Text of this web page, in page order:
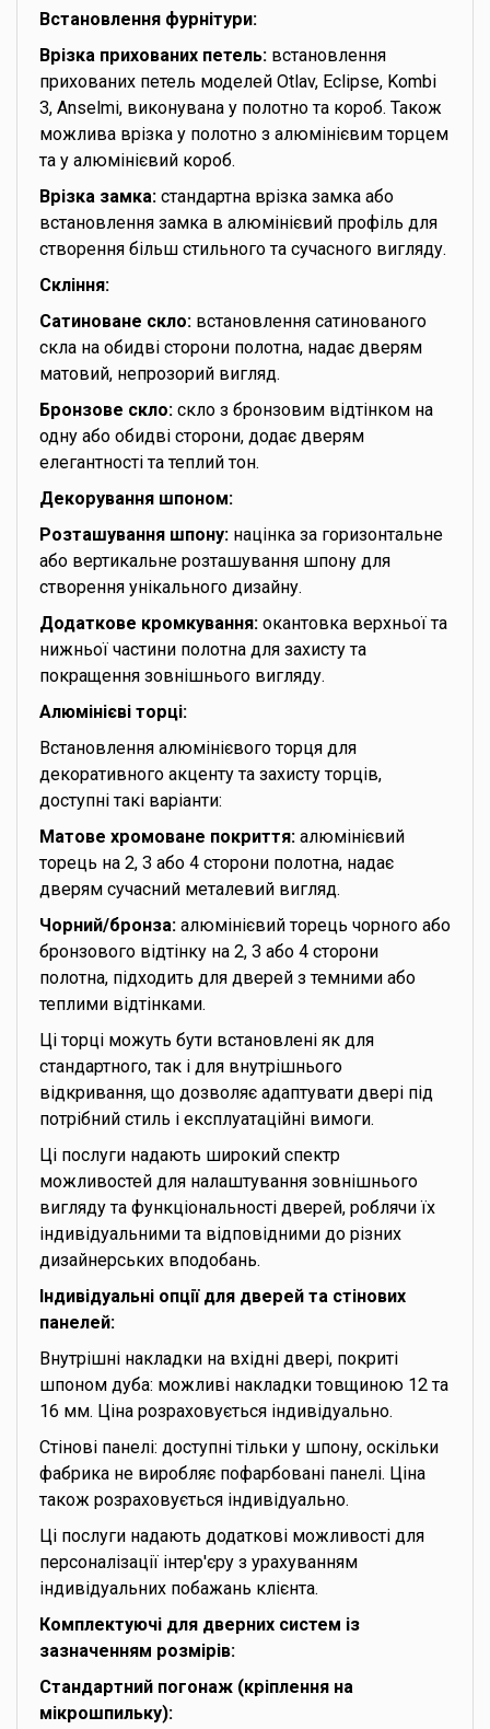
Встановлення фурнітури:
Врізка прихованих петель: встановлення
прихованих петель моделей Otlav, Eclipse, Kombi
3, Anselmi, виконувана у полотно та короб. Також
можлива врізка у полотно з алюмінієвим торцем
та у алюмінієвий короб.
Врізка замка: стандартна врізка замка або
встановлення замка в алюмінієвий профіль для
створення більш стильного та сучасного вигляду.
Скління:
Сатиноване скло: встановлення сатинованого
скла на обидві сторони полотна, надає дверям
матовий, непрозорий вигляд.
Бронзове скло: скло з бронзовим відтінком на
одну або обидві сторони, додає дверям
елегантності та теплий тон.
Декорування шпоном:
Розташування шпону: націнка за горизонтальне
або вертикальне розташування шпону для
створення унікального дизайну.
Додаткове кромкування: окантовка верхньої та
нижньої частини полотна для захисту та
покращення зовнішнього вигляду.
Алюмінієві торці:
Встановлення алюмінієвого торця для
декоративного акценту та захисту торців,
доступні такі варіанти:
Матове хромоване покриття: алюмінієвий
торець на 2, 3 або 4 сторони полотна, надає
дверям сучасний металевий вигляд.
Чорний/бронза: алюмінієвий торець чорного або
бронзового відтінку на 2, 3 або 4 сторони
полотна, підходить для дверей з темними або
теплими відтінками.
Ці торці можуть бути встановлені як для
стандартного, так і для внутрішнього
відкривання, що дозволяє адаптувати двері під
потрібний стиль і експлуатаційні вимоги.
Ці послуги надають широкий спектр
можливостей для налаштування зовнішнього
вигляду та функціональності дверей, роблячи їх
індивідуальними та відповідними до різних
дизайнерських вподобань.
Індивідуальні опції для дверей та стінових
панелей:
Внутрішні накладки на вхідні двері, покриті
шпоном дуба: можливі накладки товщиною 12 та
16 мм. Ціна розраховується індивідуально.
Стінові панелі: доступні тільки у шпону, оскільки
фабрика не виробляє пофарбовані панелі. Ціна
також розраховується індивідуально.
Ці послуги надають додаткові можливості для
персоналізації інтер'єру з урахуванням
індивідуальних побажань клієнта.
Комплектуючі для дверних систем із
зазначенням розмірів:
Стандартний погонаж (кріплення на
мікрошпильку):